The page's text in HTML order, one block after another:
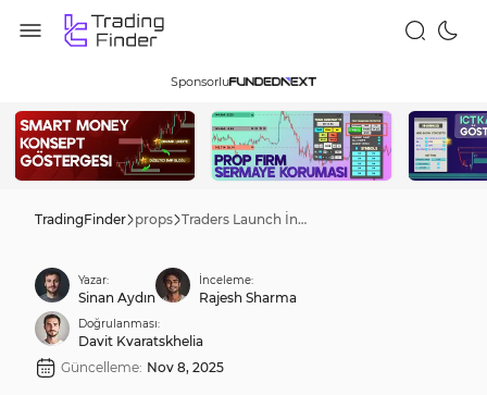
Sponsorlu
TradingFinder props Traders Launch İncelemesi 2026
Yazar:
Sinan Aydın
İnceleme:
Rajesh Sharma
Doğrulanması:
Davit Kvaratskhelia
Güncelleme: Nov 8, 2025